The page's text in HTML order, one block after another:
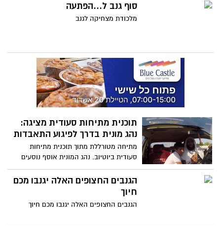
סוף גנב ל...הפתעה
מלכודת מצחיקה לגנב
תוכנית מתיחות סעודית מציגה:
נהג מונית בדרך לפיגוע התאבדות
מתיחה מטורללת מתוך תוכנית מתיחות
סעודית ביוטיוב. נהג המונית אוסף נוסעים
ומעדכן אותם שיש עליו חגורת נפץ ושהם
בדרך לגן עדן.
הגנבים החצופים האלה יגנבו מכם
חיוך
הגנבים החצופים האלה יגנבו מכם חיוך